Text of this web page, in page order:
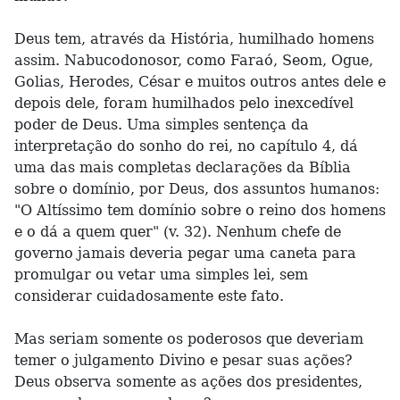
Deus tem, através da História, humilhado homens
assim. Nabucodonosor, como Faraó, Seom, Ogue,
Golias, Herodes, César e muitos outros antes dele e
depois dele, foram humilhados pelo inexcedível
poder de Deus. Uma simples sentença da
interpretação do sonho do rei, no capítulo 4, dá
uma das mais completas declarações da Bíblia
sobre o domínio, por Deus, dos assuntos humanos:
"O Altíssimo tem domínio sobre o reino dos homens
e o dá a quem quer" (v. 32). Nenhum chefe de
governo jamais deveria pegar uma caneta para
promulgar ou vetar uma simples lei, sem
considerar cuidadosamente este fato.
Mas seriam somente os poderosos que deveriam
temer o julgamento Divino e pesar suas ações?
Deus observa somente as ações dos presidentes,